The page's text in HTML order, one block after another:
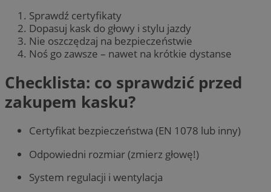
Sprawdź certyfikaty
Dopasuj kask do głowy i stylu jazdy
Nie oszczędzaj na bezpieczeństwie
Noś go zawsze – nawet na krótkie dystanse
Checklista: co sprawdzić przed
zakupem kasku?
Certyfikat bezpieczeństwa (EN 1078 lub inny)
Odpowiedni rozmiar (zmierz głowę!)
System regulacji i wentylacja